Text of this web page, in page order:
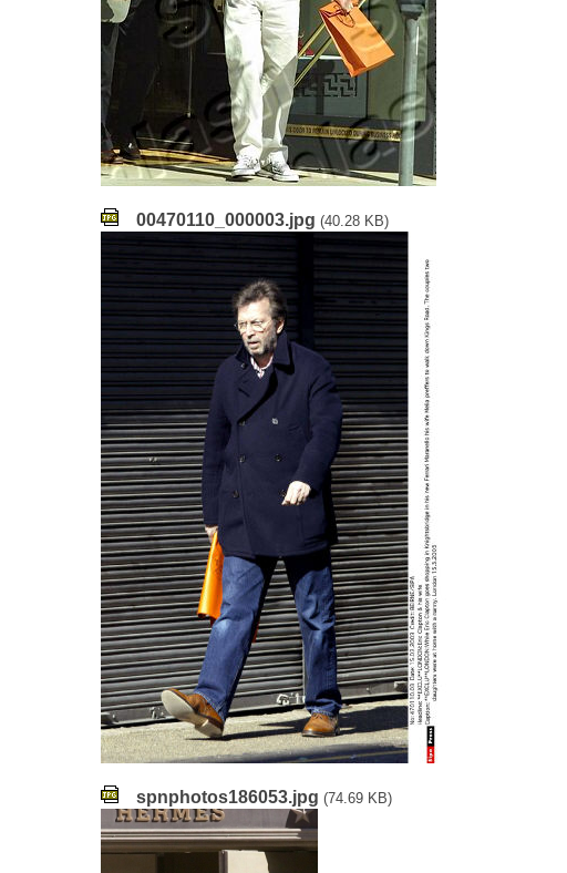
00470110_000003.jpg (40.28 KB)
spnphotos186053.jpg (74.69 KB)